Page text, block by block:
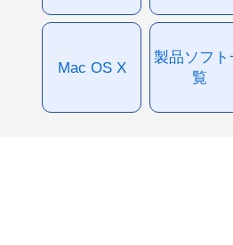
Mac OS X
製品ソフト
覧